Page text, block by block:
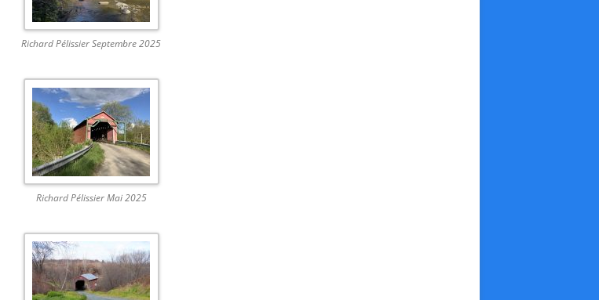
Richard Pélissier Septembre 2025
Richard Pélissier Mai 2025